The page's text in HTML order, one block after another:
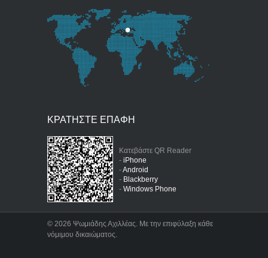
ΚΡΑΤΗΣΤΕ ΕΠΑΦΗ
Κατεβάστε QR Reader
- iPhone
-Android
- Blackberry
- Windows Phone
© 2026 Ψωμιάδης Αχιλλέας. Με την επιφύλαξη κάθε
νόμιμου δικαιώματος.